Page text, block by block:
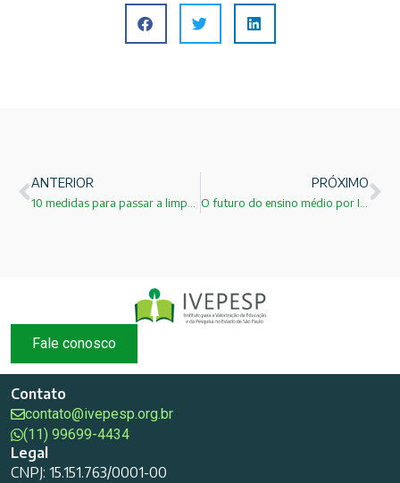
ANTERIOR PRÓXIMO
Fale conosco
Contato
contato@ivepesp.org.br
(11) 99699-4434
Legal
CNPJ: 15.151.763/0001-00